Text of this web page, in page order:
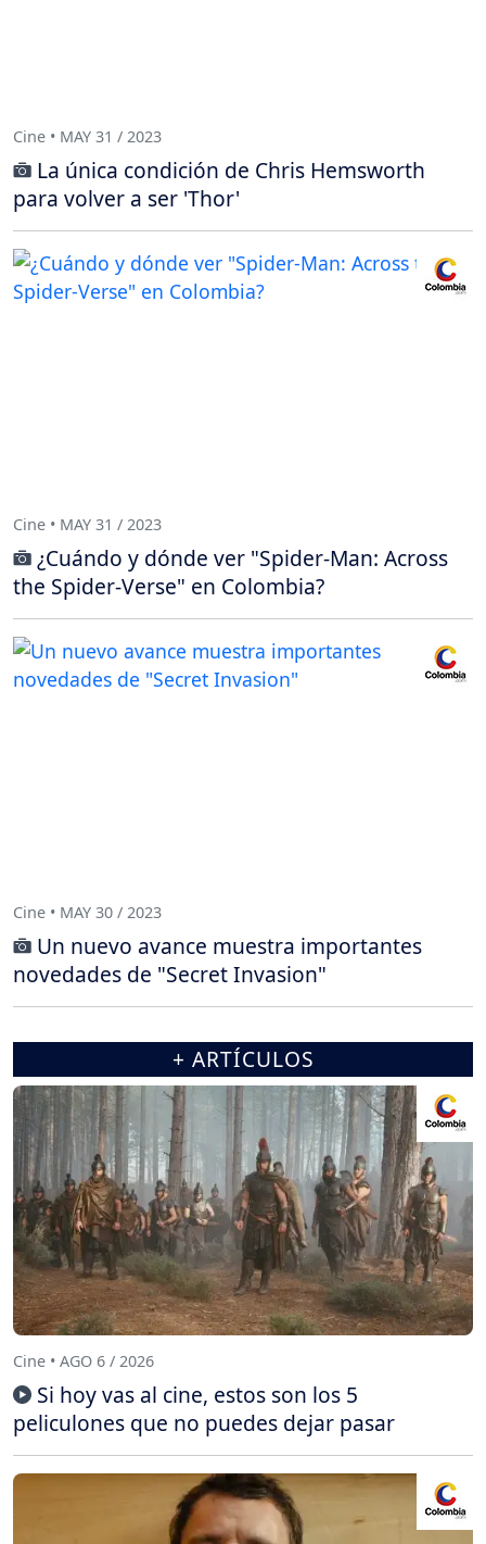
Cine • MAY 31 / 2023
La única condición de Chris Hemsworth
para volver a ser 'Thor'
Cine • MAY 31 / 2023
¿Cuándo y dónde ver "Spider-Man: Across
the Spider-Verse" en Colombia?
Cine • MAY 30 / 2023
Un nuevo avance muestra importantes
novedades de "Secret Invasion"
+ ARTÍCULOS
Cine • AGO 6 / 2026
Si hoy vas al cine, estos son los 5
peliculones que no puedes dejar pasar